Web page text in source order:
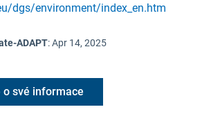
dgs/environment/index_en.htm
ADAPT:Apr 14, 2025
o své informace